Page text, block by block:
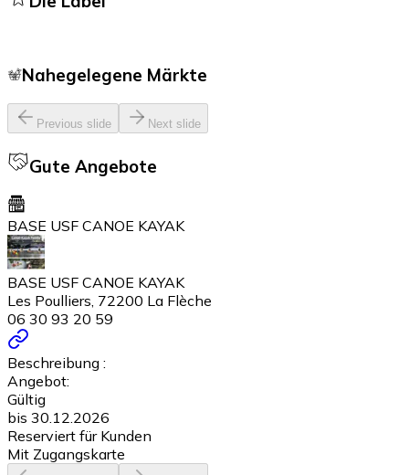
Nahegelegene Märkte
Previous slide Next slide
Gute Angebote
BASE USF CANOE KAYAK
BASE USF CANOE KAYAK
Les Poulliers, 72200 La Flèche
06 30 93 20 59
Beschreibung :
Angebot:
Gültig
bis 30.12.2026
Reserviert für Kunden
Mit Zugangskarte